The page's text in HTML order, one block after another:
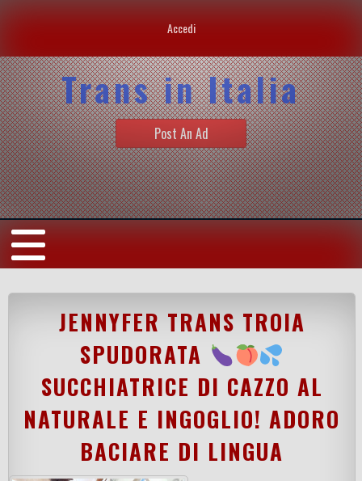
Accedi
Trans in Italia
Post An Ad
JENNYFER TRANS TROIA
SPUDORATA
SUCCHIATRICE DI CAZZO AL
NATURALE E INGOGLIO! ADORO
BACIARE DI LINGUA